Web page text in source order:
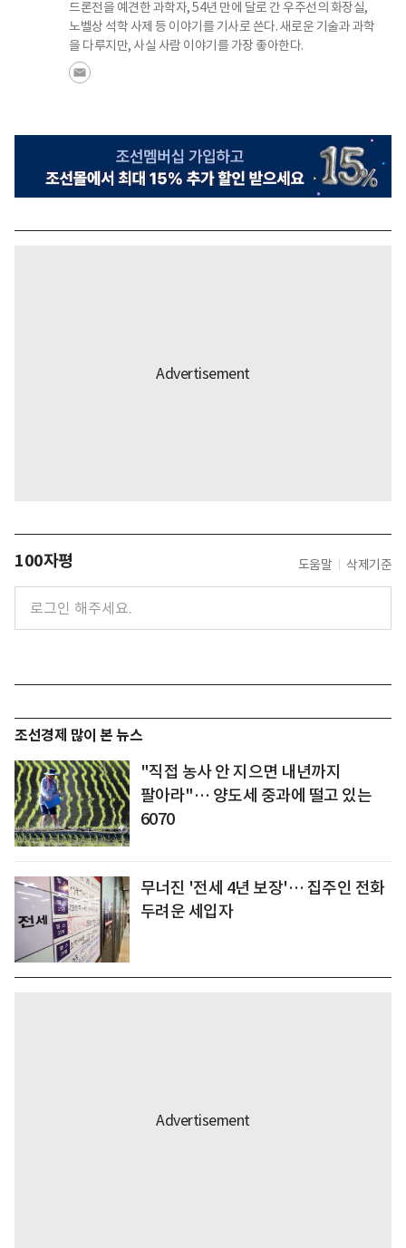
드론전을 예견한 과학자, 54년 만에 달로 간 우주선의 화장실,
노벨상 석학 사제 등 이야기를 기사로 쓴다. 새로운 기술과 과학
을 다루지만, 사실 사람 이야기를 가장 좋아한다.
100자평 도움말 삭제기준
조선경제 많이 본 뉴스
"직접 농사 안 지으면 내년까지
팔아라"… 양도세 중과에 떨고 있는
6070
무너진 '전세 4년 보장'… 집주인 전화
두려운 세입자